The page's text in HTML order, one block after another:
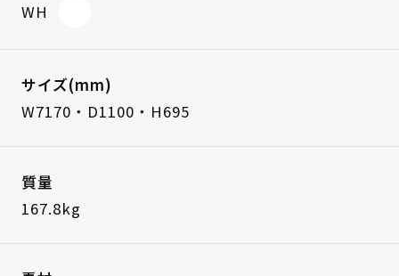
WH
サイズ(mm)
W7170・D1100・H695
質量
167.8kg